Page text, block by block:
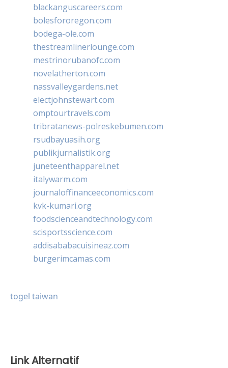
blackanguscareers.com
bolesfororegon.com
bodega-ole.com
thestreamlinerlounge.com
mestrinorubanofc.com
novelatherton.com
nassvalleygardens.net
electjohnstewart.com
omptourtravels.com
tribratanews-polreskebumen.com
rsudbayuasih.org
publikjurnalistik.org
juneteenthapparel.net
italywarm.com
journaloffinanceeconomics.com
kvk-kumari.org
foodscienceandtechnology.com
scisportsscience.com
addisababacuisineaz.com
burgerimcamas.com
togel taiwan
Link Alternatif